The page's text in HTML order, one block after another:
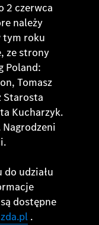
2 czerwca
należy
tym roku
ze strony
Poland:
Tomasz
Starosta
Kucharzyk.
udziału
dostępne
.